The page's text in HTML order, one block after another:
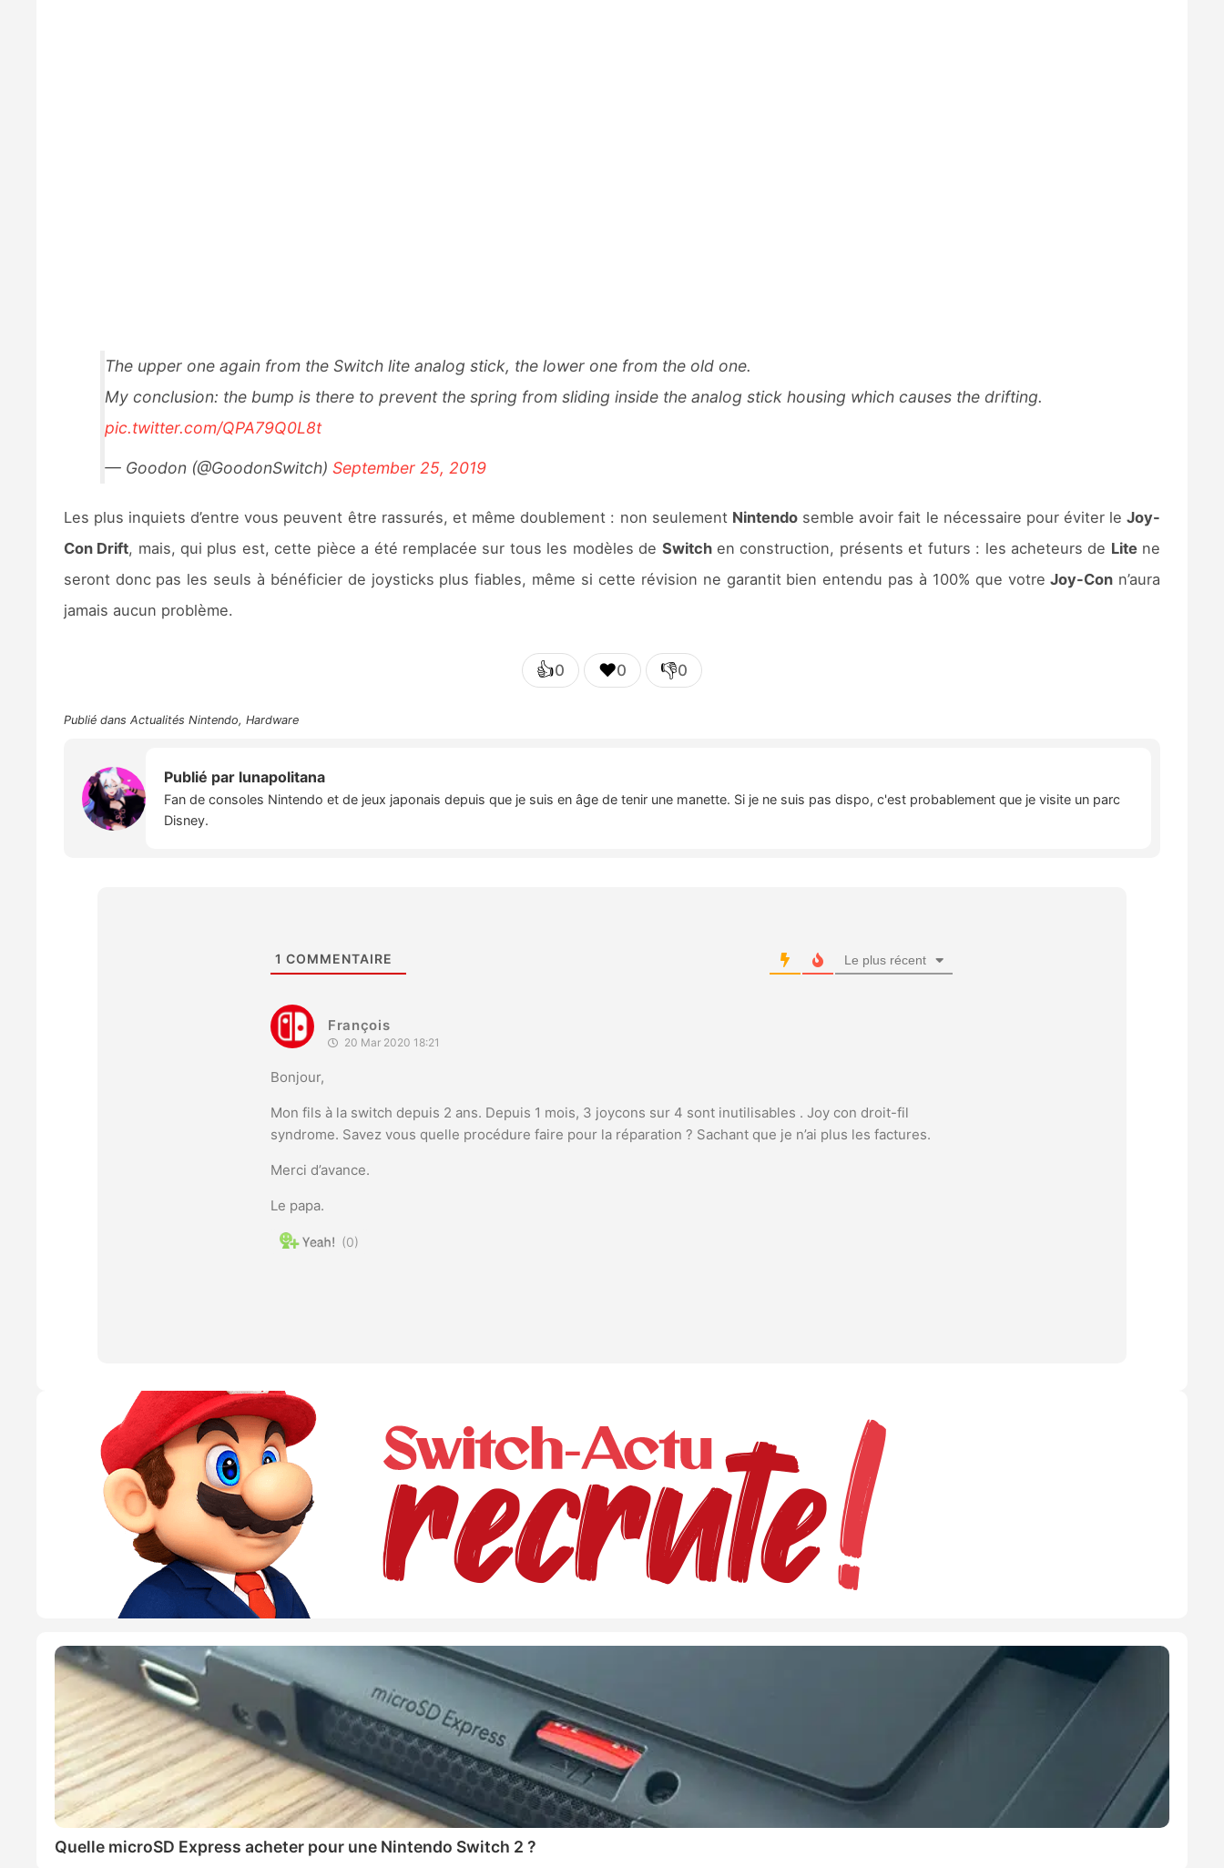
The upper one again from the Switch lite analog stick, the lower one from the old one.
My conclusion: the bump is there to prevent the spring from sliding inside the analog stick housing which causes the drifting.
pic.twitter.com/QPA79Q0L8t
— Goodon (@GoodonSwitch) September 25, 2019
Les plus inquiets d’entre vous peuvent être rassurés, et même doublement : non seulement Nintendosemble avoir fait le nécessaire pour éviter leJoy-
Con Drift, mais, qui plus est, cette pièce a été remplacée sur tous les modèles de Switchen construction, présents et futurs : les acheteurs de Litene
seront donc pas les seuls à bénéficier de joysticks plus fiables, même si cette révision ne garantit bien entendu pas à 100% que votreJoy-Con n’aura
jamais aucun problème.
👍0 ❤️0 👎0
Publié dans Actualités Nintendo, Hardware
Publié par lunapolitana
Fan de consoles Nintendo et de jeux japonais depuis que je suis en âge de tenir une manette. Si je ne suis pas dispo, c'est probablement que je visite un parc
Disney.
1 COMMENTAIRE Le plus récent
François
20 Mar 2020 18:21
Bonjour,
Mon fils à la switch depuis 2 ans. Depuis 1 mois, 3 joycons sur 4 sont inutilisables . Joy con droit-fil
syndrome. Savez vous quelle procédure faire pour la réparation ? Sachant que je n’ai plus les factures.
Merci d’avance.
Le papa.
0
Quelle microSD Express acheter pour une Nintendo Switch 2 ?